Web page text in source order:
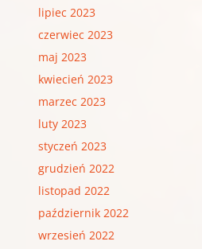
lipiec 2023
czerwiec 2023
maj 2023
kwiecień 2023
marzec 2023
luty 2023
styczeń 2023
grudzień 2022
listopad 2022
październik 2022
wrzesień 2022